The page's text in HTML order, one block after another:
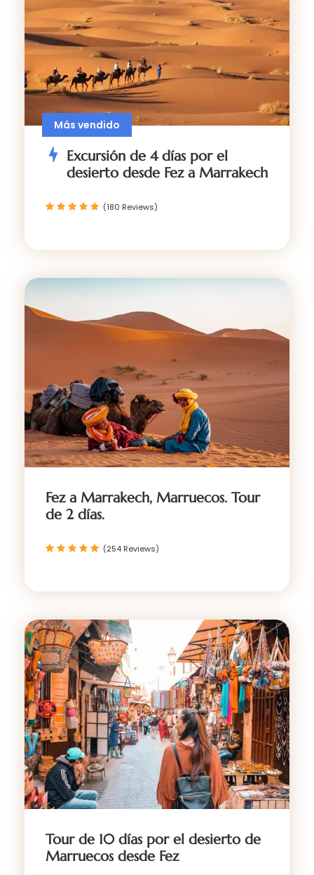
Más vendido
Excursión de 4 días por el
desierto desde Fez a Marrakech
(180 Reviews)
Fez a Marrakech, Marruecos. Tour
de 2 días.
(254 Reviews)
Tour de 10 días por el desierto de
Marruecos desde Fez